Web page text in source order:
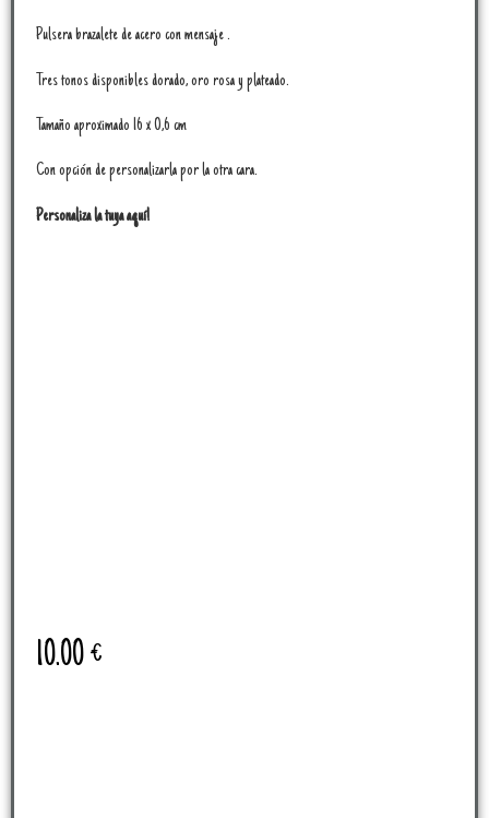
Pulsera brazalete de acero con mensaje .
Tres tonos disponibles dorado, oro rosa y plateado.
Tamaño aproximado 16 x 0,6 cm
Con opción de personalizarla por la otra cara.
Personaliza la tuya aquí!
10.00€